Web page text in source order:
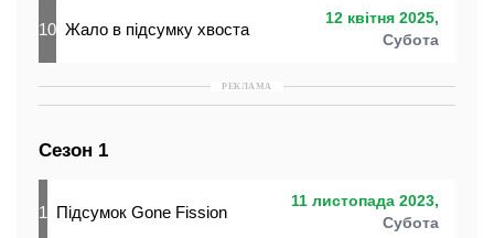
10 Жало в підсумку хвоста
12 квітня 2025,
Субота
РЕКЛАМА
Сезон 1
1 Підсумок Gone Fission
11 листопада 2023,
Субота